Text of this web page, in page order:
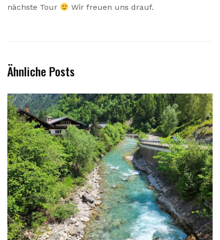
nächste Tour
Wir freuen uns drauf.
Ähnliche Posts